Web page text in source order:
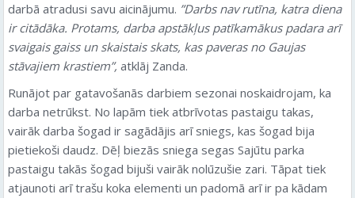
darbā atradusi savu aicinājumu. ”Darbs nav rutīna, katra diena
ir citādāka. Protams, darba apstākļus patīkamākus padara arī
svaigais gaiss un skaistais skats, kas paveras no Gaujas
stāvajiem krastiem”, atklāj Zanda.
Runājot par gatavošanās darbiem sezonai noskaidrojam, ka
darba netrūkst. No lapām tiek atbrīvotas pastaigu takas,
vairāk darba šogad ir sagādājis arī sniegs, kas šogad bija
pietiekoši daudz. Dēļ biezās sniega segas Sajūtu parka
pastaigu takās šogad bijuši vairāk nolūzušie zari. Tāpat tiek
atjaunoti arī trašu koka elementi un padomā arī ir pa kādam